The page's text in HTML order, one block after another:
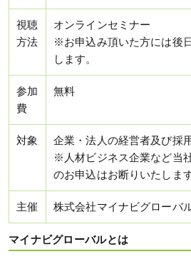
視聴
方法
オンラインセミナー
※お申込み頂いた方には後
します。
参加
費
無料
対象
企業・法人の経営者及び採
※人材ビジネス企業など当
のお申込はお断りいたします
主催 株式会社マイナビグローバ
マイナビグローバルとは